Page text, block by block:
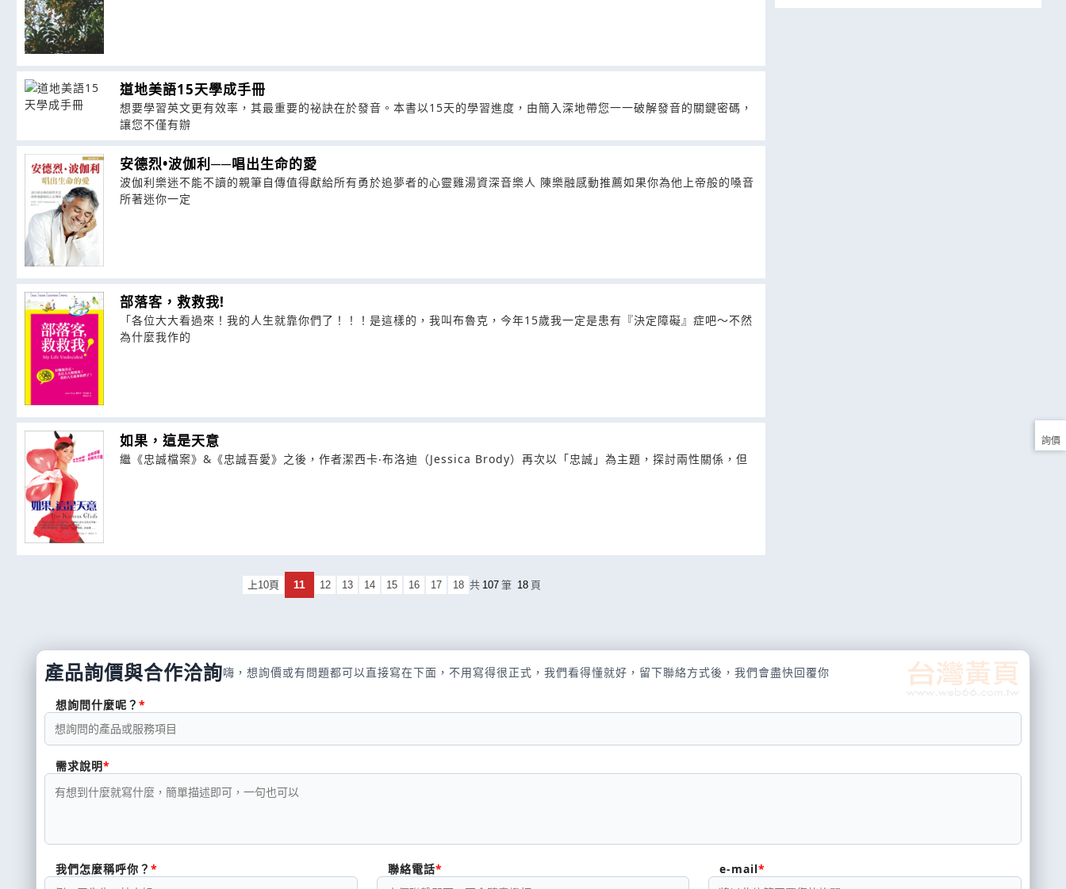
道地美語15天學成手冊
想要學習英文更有效率，其最重要的祕訣在於發音。本書以15天的學習進度，由簡入深地帶您一一破解發音的關鍵密碼，
讓您不僅有辦
安德烈•波伽利──唱出生命的愛
波伽利樂迷不能不讀的親筆自傳值得獻給所有勇於追夢者的心靈雞湯資深音樂人 陳樂融感動推薦如果你為他上帝般的嗓音
所著迷你一定
部落客，救救我!
「各位大大看過來！我的人生就靠你們了！！！是這樣的，我叫布魯克，今年15歲我一定是患有『決定障礙』症吧～不然
為什麼我作的
如果，這是天意
繼《忠誠檔案》&《忠誠吾愛》之後，作者潔西卡‧布洛迪（Jessica Brody）再次以「忠誠」為主題，探討兩性關係，但
上10頁 11 12 13 14 15 16 17 18 共 107 筆 18 頁
產品詢價與合作洽詢嗨，想詢價或有問題都可以直接寫在下面，不用寫得很正式，我們看得懂就好，留下聯絡方式後，我們會盡快回覆你
想詢問什麼呢？
需求說明
我們怎麼稱呼你？ 聯絡電話 e-mail
詢價